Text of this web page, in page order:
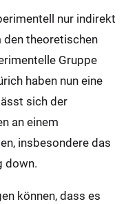
nur indirekt
den theoretischen
Gruppe
haben nun eine
sich der
an einem
insbesondere das
down.
können, dass es